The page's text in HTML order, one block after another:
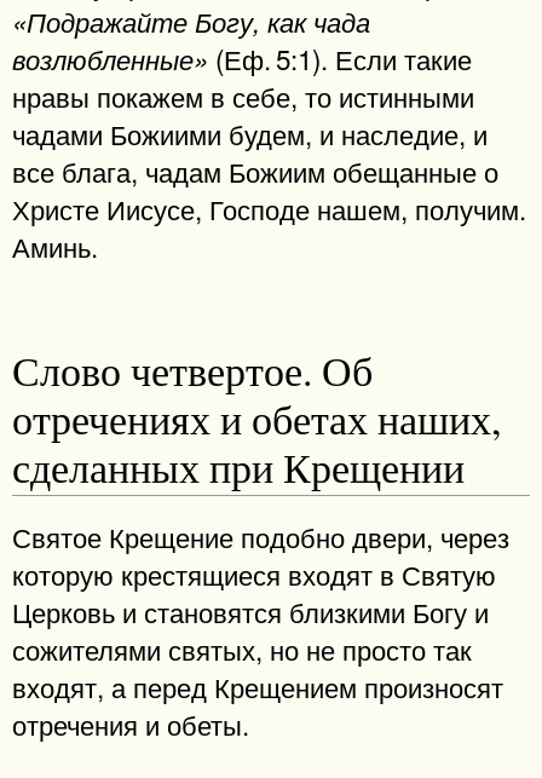
«Подражайте Богу, как чада
возлюбленные» (Еф. 5:1). Если такие
нравы покажем в себе, то истинными
чадами Божиими будем, и наследие, и
все блага, чадам Божиим обещанные о
Христе Иисусе, Господе нашем, получим.
Аминь.
Слово четвертое. Об
отречениях и обетах наших,
сделанных при Крещении
Святое Крещение подобно двери, через
которую крестящиеся входят в Святую
Церковь и становятся близкими Богу и
сожителями святых, но не просто так
входят, а перед Крещением произносят
отречения и обеты.